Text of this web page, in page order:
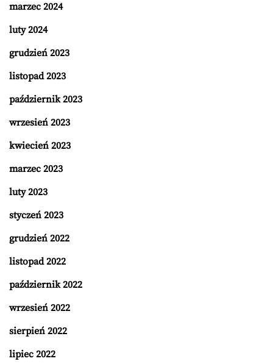
marzec 2024
luty 2024
grudzień 2023
listopad 2023
październik 2023
wrzesień 2023
kwiecień 2023
marzec 2023
luty 2023
styczeń 2023
grudzień 2022
listopad 2022
październik 2022
wrzesień 2022
sierpień 2022
lipiec 2022